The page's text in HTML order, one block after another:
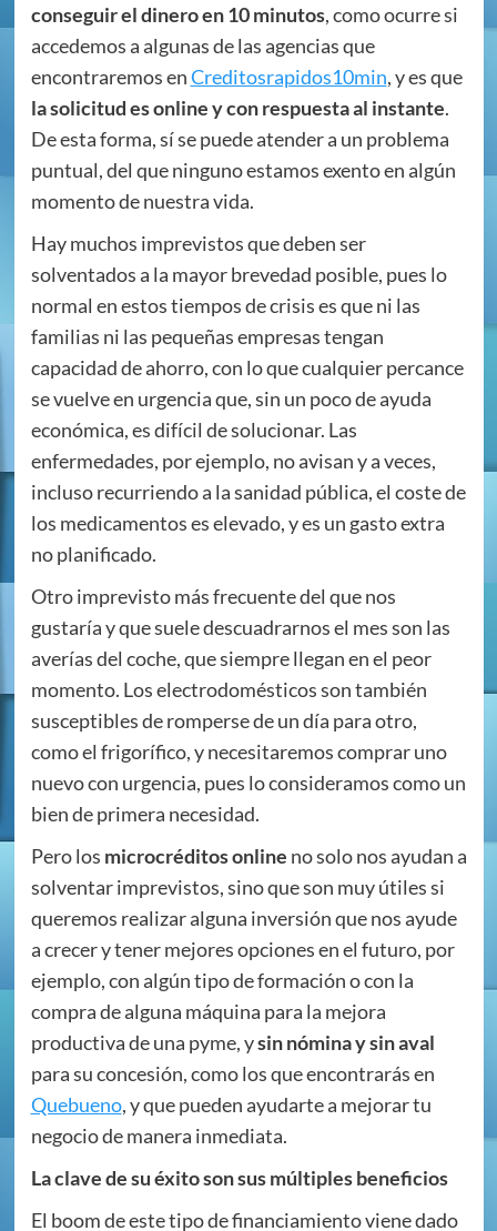
conseguir el dinero en 10 minutos, como ocurre si
accedemos a algunas de las agencias que
encontraremos enCreditosrapidos10min, y es que
la solicitud es online y con respuesta al instante.
De esta forma, sí se puede atender a un problema
puntual, del que ninguno estamos exento en algún
momento de nuestra vida.
Hay muchos imprevistos que deben ser
solventados a la mayor brevedad posible, pues lo
normal en estos tiempos de crisis es que ni las
familias ni las pequeñas empresas tengan
capacidad de ahorro, con lo que cualquier percance
se vuelve en urgencia que, sin un poco de ayuda
económica, es difícil de solucionar. Las
enfermedades, por ejemplo, no avisan y a veces,
incluso recurriendo a la sanidad pública, el coste de
los medicamentos es elevado, y es un gasto extra
no planificado.
Otro imprevisto más frecuente del que nos
gustaría y que suele descuadrarnos el mes son las
averías del coche, que siempre llegan en el peor
momento. Los electrodomésticos son también
susceptibles de romperse de un día para otro,
como el frigorífico, y necesitaremos comprar uno
nuevo con urgencia, pues lo consideramos como un
bien de primera necesidad.
Pero los microcréditos online no solo nos ayudan a
solventar imprevistos, sino que son muy útiles si
queremos realizar alguna inversión que nos ayude
a crecer y tener mejores opciones en el futuro, por
ejemplo, con algún tipo de formación o con la
compra de alguna máquina para la mejora
productiva de una pyme, ysin nómina y sin aval
para su concesión, como los que encontrarás en
Quebueno, y que pueden ayudarte a mejorar tu
negocio de manera inmediata.
La clave de su éxito son sus múltiples beneficios
El boom de este tipo de financiamiento viene dado